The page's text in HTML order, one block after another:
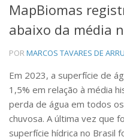
Integrantes
Concluídos
Publicações
Livros
MapBiomas
abaixo da média
PORMARCOS TAVARES DE
Em 2023, a superfície de
1,5% em relação à média
perda de água em todos
chuvosa. A última vez que
superfície hídrica no Brasil